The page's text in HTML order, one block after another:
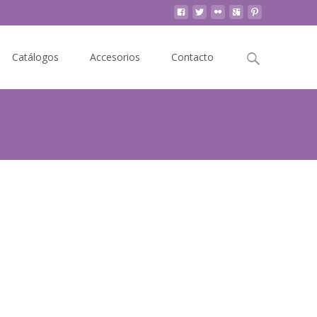
Catálogos Accesorios Contacto
Buscar
por: